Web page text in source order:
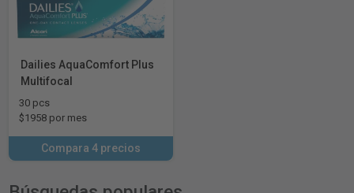
Dailies AquaComfort Plus
Multifocal
30 pcs
$1958 por mes
Compara 4 precios